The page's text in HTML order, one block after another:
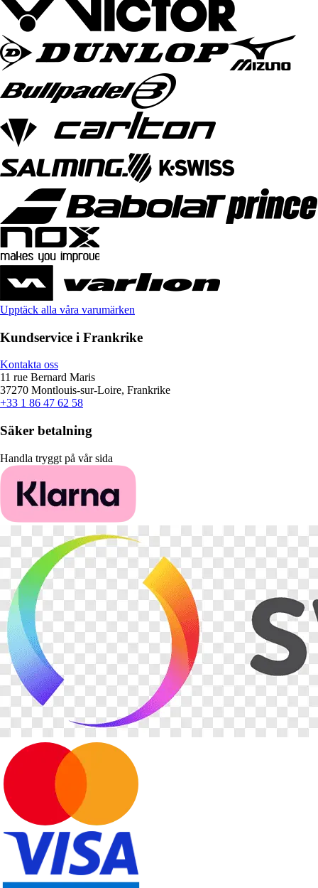
Upptäck alla våra varumärken
Kundservice i Frankrike
Kontakta oss
11 rue Bernard Maris
37270 Montlouis-sur-Loire, Frankrike
+33 1 86 47 62 58
Säker betalning
Handla tryggt på vår sida